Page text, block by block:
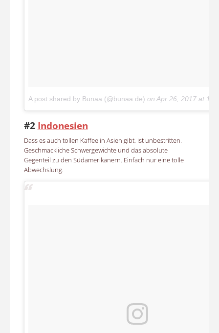
A post shared by Bunaa (@bunaa.de) on Apr 26, 2017 at
#2 Indonesien
Dass es auch tollen Kaffee in Asien gibt, ist unbestritten.
Geschmackliche Schwergewichte und das absolute
Gegenteil zu den Südamerikanern. Einfach nur eine tolle
Abwechslung.